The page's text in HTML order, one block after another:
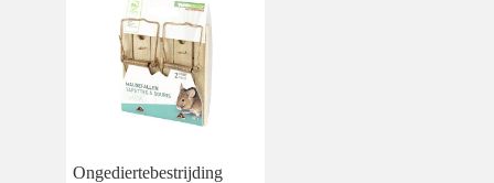
Ongediertebestrijding